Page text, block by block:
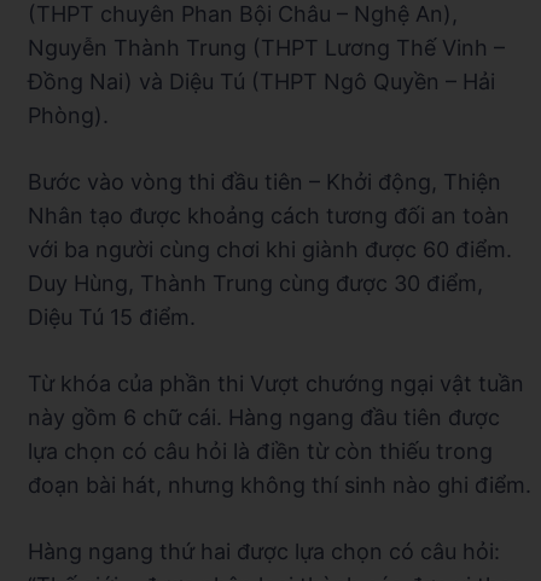
(THPT chuyên Phan Bội Châu – Nghệ An),
Nguyễn Thành Trung (THPT Lương Thế Vinh –
Đồng Nai) và Diệu Tú (THPT Ngô Quyền – Hải
Phòng).
Bước vào vòng thi đầu tiên – Khởi động, Thiện
Nhân tạo được khoảng cách tương đối an toàn
với ba người cùng chơi khi giành được 60 điểm.
Duy Hùng, Thành Trung cùng được 30 điểm,
Diệu Tú 15 điểm.
Từ khóa của phần thi Vượt chướng ngại vật tuần
này gồm 6 chữ cái. Hàng ngang đầu tiên được
lựa chọn có câu hỏi là điền từ còn thiếu trong
đoạn bài hát, nhưng không thí sinh nào ghi điểm.
Hàng ngang thứ hai được lựa chọn có câu hỏi: